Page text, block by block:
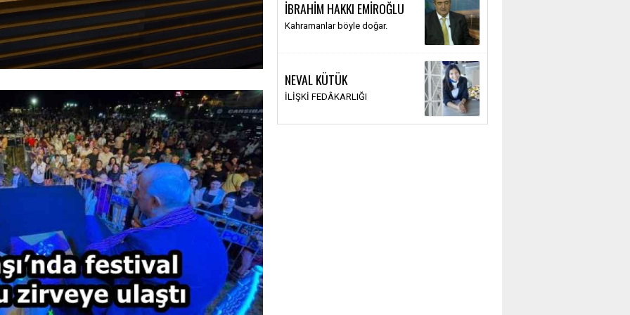
İBRAHİM HAKKI EMİROĞLU
Kahramanlar böyle doğar.
NEVAL KÜTÜK
İLİŞKİ FEDÂKARLIĞI